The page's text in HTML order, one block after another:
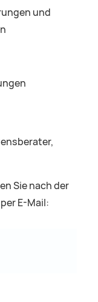
und
Sie nach der
E-Mail: